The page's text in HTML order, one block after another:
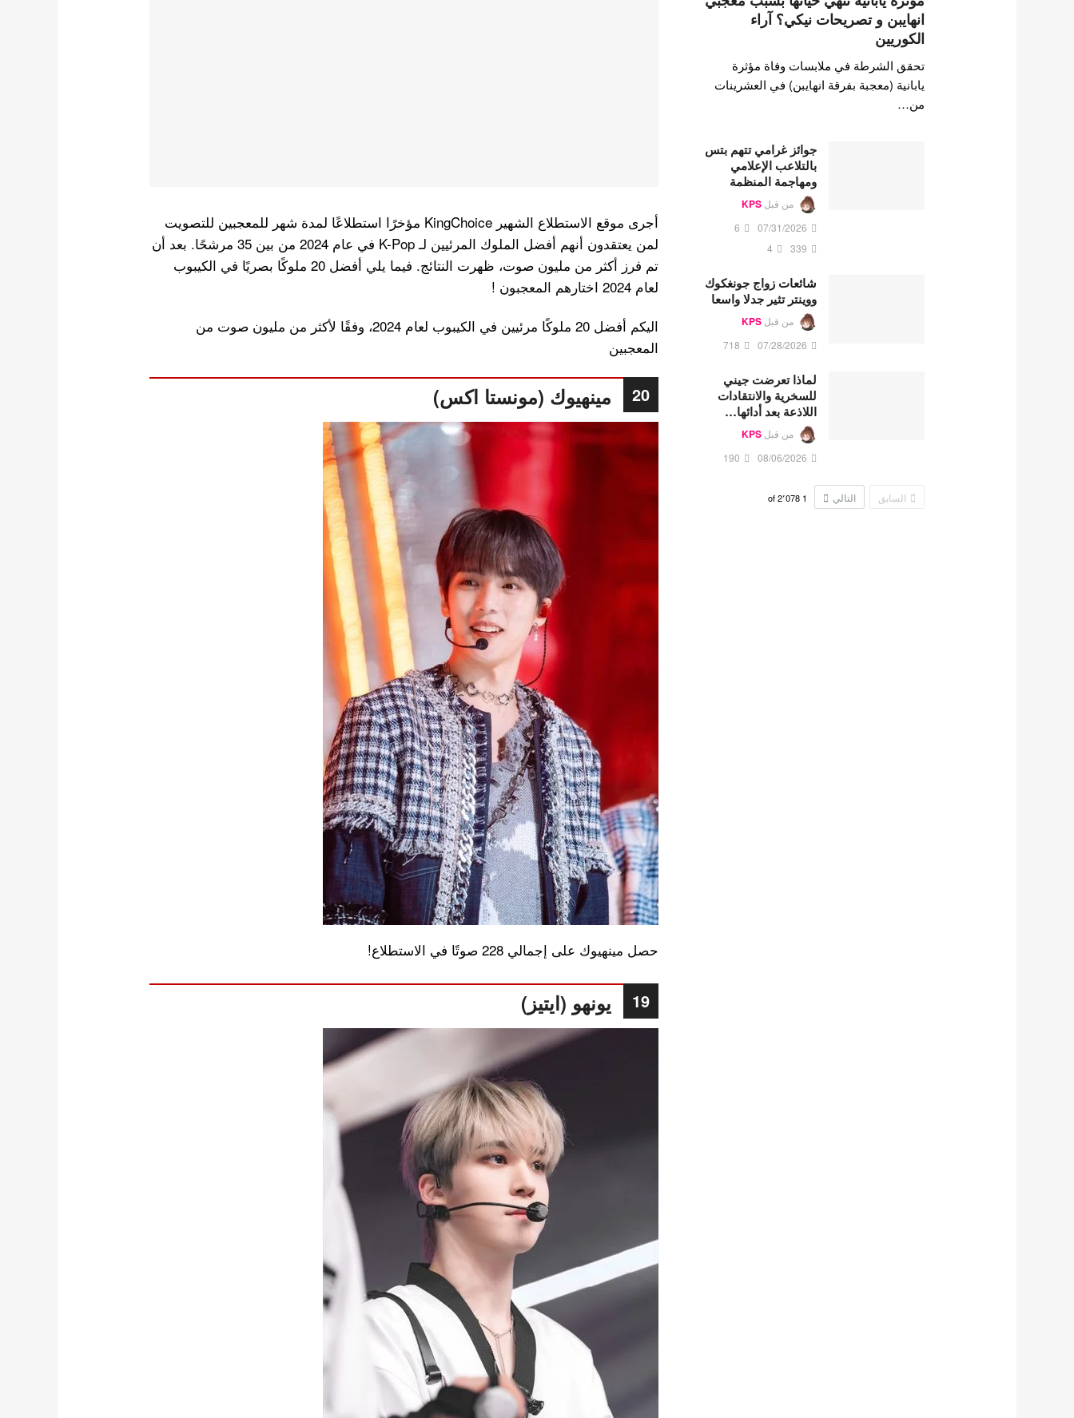
أجرى موقع الاستطلاع الشهير KingChoice مؤخرًا استطلاعًا لمدة شهر للمعجبين للتصويت
لمن يعتقدون أنهم أفضل الملوك المرئيين لـ K-Pop في عام 2024 من بين 35 مرشحًا. بعد أن
تم فرز أكثر من مليون صوت، ظهرت النتائج. فيما يلي أفضل 20 ملوكًا بصريًا في الكيبوب
لعام 2024 اختارهم المعجبون !
اليكم أفضل 20 ملوكًا مرئيين في الكيبوب لعام 2024، وفقًا لأكثر من مليون صوت من
المعجبين
20 مينهيوك (مونستا اكس)
حصل مينهيوك على إجمالي 228 صوتًا في الاستطلاع!
19 يونهو (ايتيز)
انهايبن و تصريحات نيكي؟ آراء
الكوريين
تحقق الشرطة في ملابسات وفاة مؤثرة
يابانية (معجبة بفرقة انهايبن) في العشرينات
من…
جوائز غرامي تتهم بتس
بالتلاعب الإعلامي
ومهاجمة المنظمة
من قبل KPS
07/31/2026
6
339
4
شائعات زواج جونغكوك
ووينتر تثير جدلا واسعا
من قبل KPS
07/28/2026
718
لماذا تعرضت جيني
للسخرية والانتقادات
اللاذعة بعد أدائها…
من قبل KPS
08/06/2026
190
السابق التالي 1 2٬078